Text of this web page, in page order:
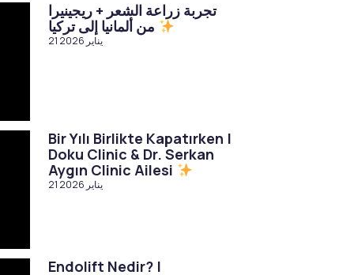
تجربة زراعة الشعر + ريجينيرا
21 يناير 2026
Bir Yılı Birlikte Kapatırken |
Doku Clinic & Dr. Serkan
Aygın Clinic Ailesi
21 يناير 2026
Endolift Nedir? |